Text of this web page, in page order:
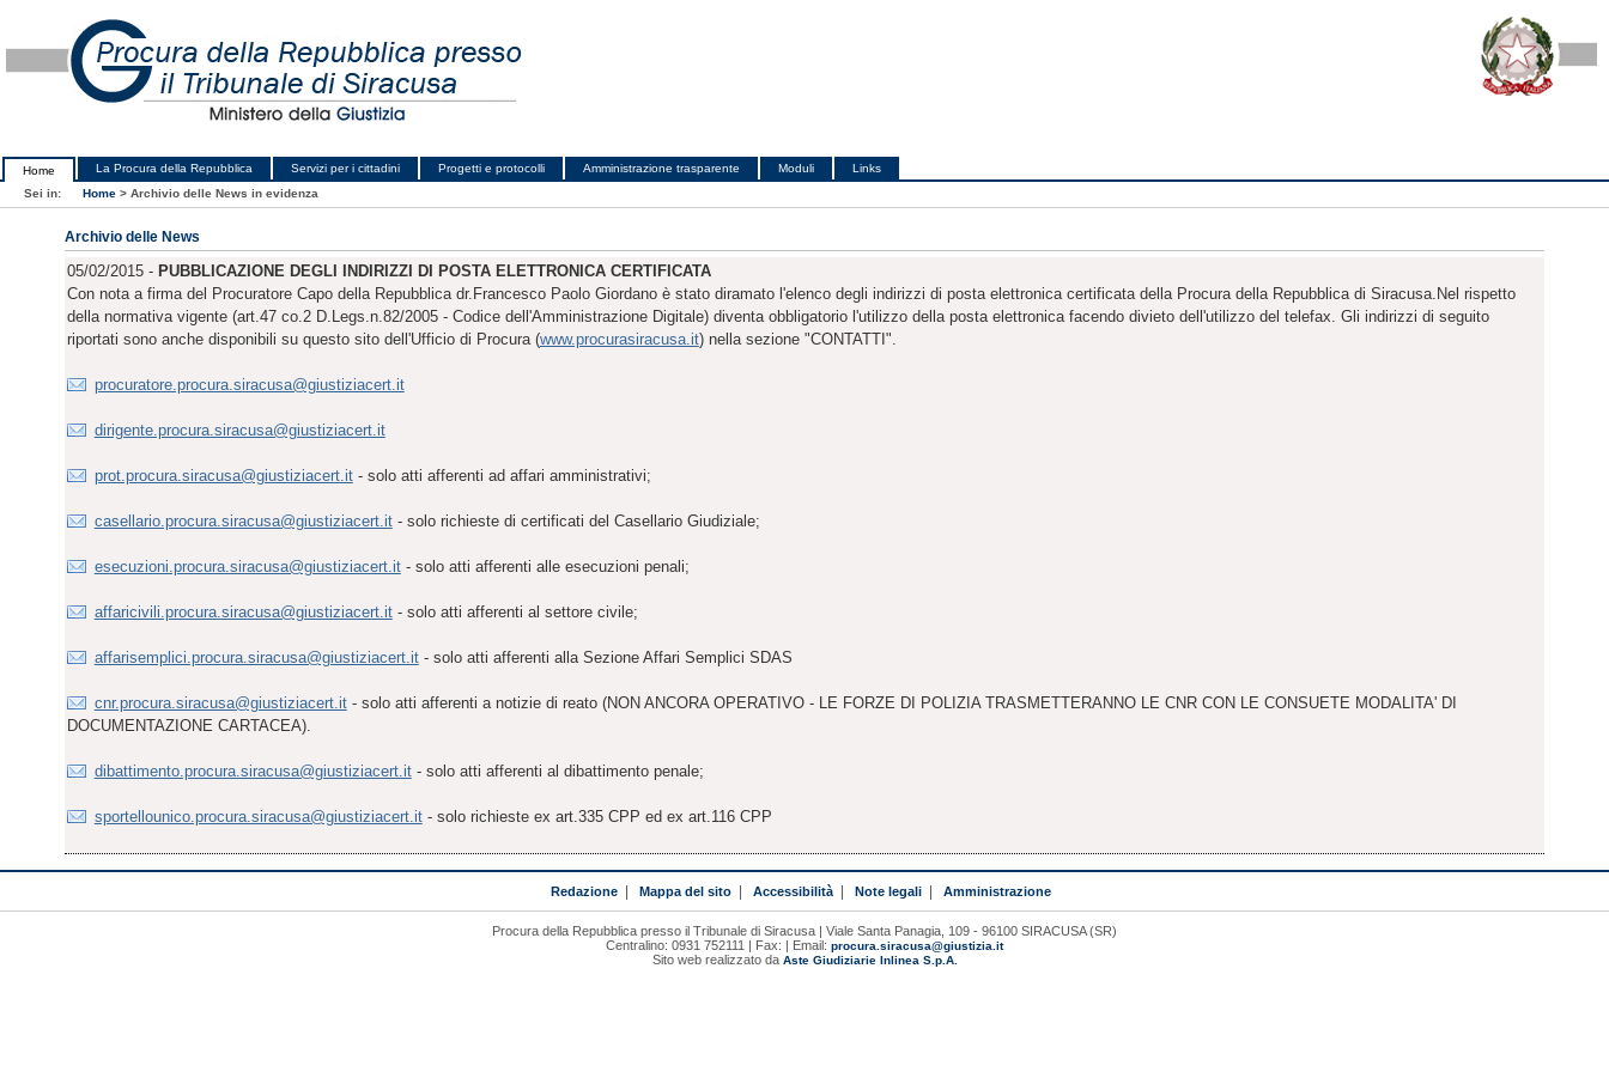
Home La Procura della Repubblica Servizi per i cittadini Progetti e protocolli Amministrazione trasparente Moduli
Links
Sei in:
Home > Archivio delle News in evidenza
Archivio delle News
05/02/2015 - PUBBLICAZIONE DEGLI INDIRIZZI DI POSTA ELETTRONICA CERTIFICATA
Con nota a firma del Procuratore Capo della Repubblica dr.Francesco Paolo Giordano è stato diramato l'elenco degli indirizzi di posta elettronica certificata della Procura della Repubblica di Siracusa.Nel rispetto
della normativa vigente (art.47 co.2 D.Legs.n.82/2005 - Codice dell'Amministrazione Digitale) diventa obbligatorio l'utilizzo della posta elettronica facendo divieto dell'utilizzo del telefax. Gli indirizzi di seguito
riportati sono anche disponibili su questo sito dell'Ufficio di Procura (www.procurasiracusa.it) nella sezione "CONTATTI".
procuratore.procura.siracusa@giustiziacert.it
dirigente.procura.siracusa@giustiziacert.it
prot.procura.siracusa@giustiziacert.it- solo atti afferenti ad affari amministrativi;
casellario.procura.siracusa@giustiziacert.it- solo richieste di certificati del Casellario Giudiziale;
esecuzioni.procura.siracusa@giustiziacert.it- solo atti afferenti alle esecuzioni penali;
affaricivili.procura.siracusa@giustiziacert.it- solo atti afferenti al settore civile;
affarisemplici.procura.siracusa@giustiziacert.it- solo atti afferenti alla Sezione Affari Semplici SDAS
cnr.procura.siracusa@giustiziacert.it- solo atti afferenti a notizie di reato (NON ANCORA OPERATIVO - LE FORZE DI POLIZIA TRASMETTERANNO LE CNR CON LE CONSUETE MODALITA' DI
DOCUMENTAZIONE CARTACEA).
dibattimento.procura.siracusa@giustiziacert.it- solo atti afferenti al dibattimento penale;
sportellounico.procura.siracusa@giustiziacert.it- solo richieste ex art.335 CPP ed ex art.116 CPP
Redazione Mappa del sito Accessibilità Note legali Amministrazione
Procura della Repubblica presso il Tribunale di Siracusa | Viale Santa Panagia, 109 - 96100 SIRACUSA (SR)
Centralino: 0931 752111 | Fax: | Email: procura.siracusa@giustizia.it
Sito web realizzato da Aste Giudiziarie Inlinea S.p.A.